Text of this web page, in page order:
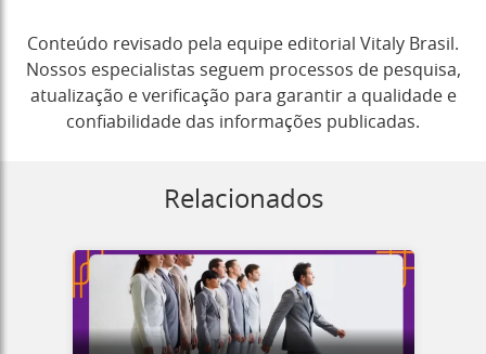
Conteúdo revisado pela equipe editorial Vitaly Brasil.
Nossos especialistas seguem processos de pesquisa,
atualização e verificação para garantir a qualidade e
confiabilidade das informações publicadas.
Relacionados